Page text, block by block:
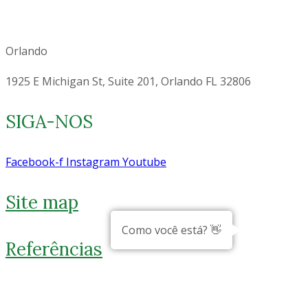
Orlando
1925 E Michigan St, Suite 201, Orlando FL 32806
SIGA-NOS
Facebook-f Instagram Youtube
Site map
Referências
Como você está? 👋